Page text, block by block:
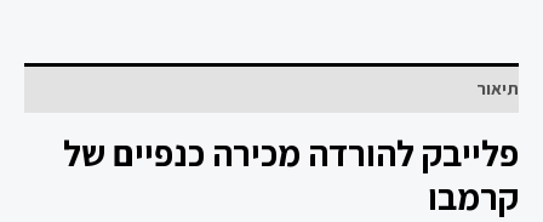
תיאור
פלייבק להורדה מכירה כנפיים של
קרמבו